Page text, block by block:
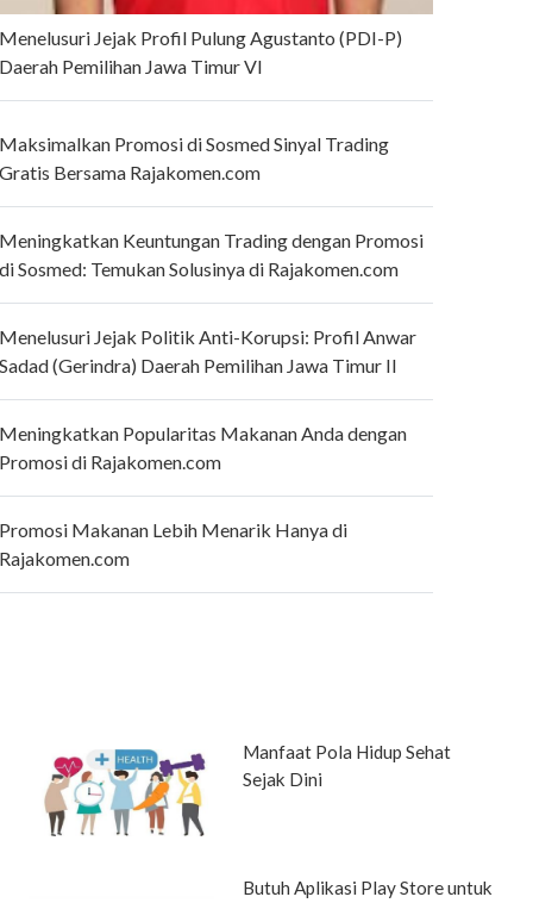
Jejak Profil Pulung Agustanto (PDI-P)
Pemilihan Jawa Timur VI
Promosi di Sosmed Sinyal Trading
Bersama Rajakomen.com
Keuntungan Trading dengan Promosi
Sosmed: Temukan Solusinya di Rajakomen.com
Jejak Politik Anti-Korupsi: Profil Anwar
(Gerindra) Daerah Pemilihan Jawa Timur II
Popularitas Makanan Anda dengan
di Rajakomen.com
Makanan Lebih Menarik Hanya di
Manfaat Pola Hidup Sehat
Sejak Dini
Butuh Aplikasi Play Store untuk